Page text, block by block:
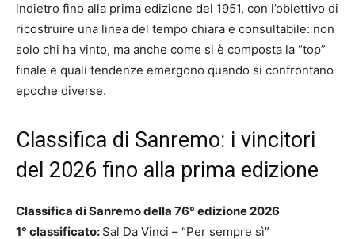
indietro fino alla prima edizione del 1951, con l’obiettivo di
ricostruire una linea del tempo chiara e consultabile: non
solo chi ha vinto, ma anche come si è composta la “top”
finale e quali tendenze emergono quando si confrontano
epoche diverse.
Classifica di Sanremo: i vincitori
del 2026 fino alla prima edizione
Classifica di Sanremo della 76° edizione 2026
1° classificato: Sal Da Vinci – “Per sempre sì”